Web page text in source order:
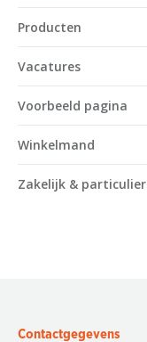
Producten
Vacatures
Voorbeeld pagina
Winkelmand
Zakelijk & particulier
Contactgegevens